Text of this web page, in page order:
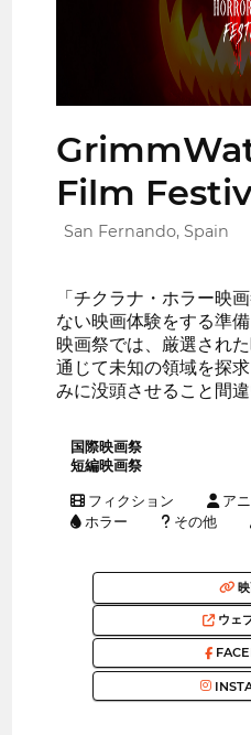
Film
San Fernando, Spain
「チクラナ・ホラー映
ない映画体験をする準
映画祭では、厳選され
通じて未知の領域を探
みに没頭させること間違
国際映画祭
短編映画祭
フィクション ア
ホラー
その他
ウェ